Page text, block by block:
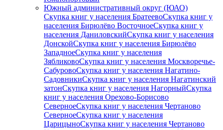
Южный административный округ (ЮАО)
Скупка книг у населения БратеевоСкупка книг у
населения Бирюлёво ВосточноеСкупка книг у
населения ДаниловскийСкупка книг у населения
ДонскойСкупка книг у населения Бирюлёво
ЗападноеСкупка книг у населения
ЗябликовоСкупка книг у населения Москворечье-
СабуровоСкупка книг у населения Нагатино-
СадовникиСкупка книг у населения Нагатинский
затонСкупка книг у населения НагорныйСкупка
книг у населения Орехово-Борисово
СеверноеСкупка книг у населения Чертаново
СеверноеСкупка книг у населения
ЦарицыноСкупка книг у населения Чертаново